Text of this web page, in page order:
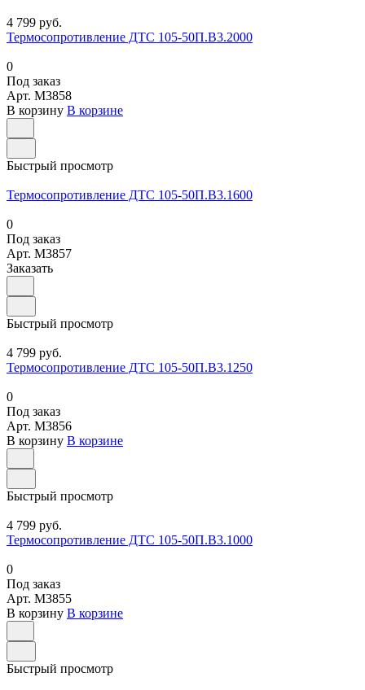
4 799 руб.
Термосопротивление ДТС 105-50П.В3.2000
0
Под заказ
Арт. M3858
В корзину В корзине
Быстрый просмотр
Термосопротивление ДТС 105-50П.В3.1600
0
Под заказ
Арт. M3857
Заказать
Быстрый просмотр
4 799 руб.
Термосопротивление ДТС 105-50П.В3.1250
0
Под заказ
Арт. M3856
В корзину В корзине
Быстрый просмотр
4 799 руб.
Термосопротивление ДТС 105-50П.В3.1000
0
Под заказ
Арт. M3855
В корзину В корзине
Быстрый просмотр